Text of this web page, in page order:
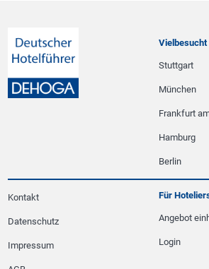
Vielbesucht
Stuttgart
München
Frankfurt
Hamburg
Berlin
Kontakt
Datenschutz
Impressum
Für
Angebot
Login